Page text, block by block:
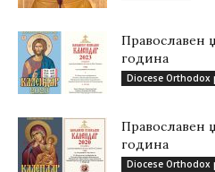
Православен
година
Diocese Orthodox
Православен
година
Diocese Orthodox